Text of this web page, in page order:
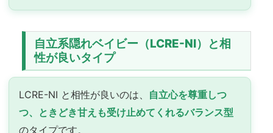
自立系隠れベイビー（LCRE-NI）と相
性が良いタイプ
LCRE-NI と相性が良いのは、 自立心を尊重しつ
つ、ときどき甘えも受け止めてくれるバランス型
のタイプです。